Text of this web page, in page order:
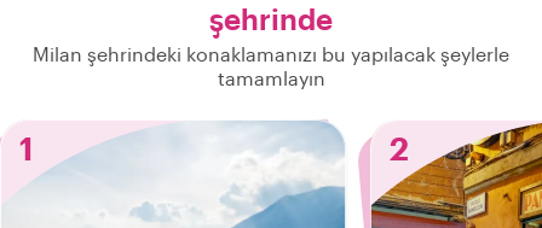
şehrinde
Milan şehrindeki konaklamanızı bu yapılacak şeylerle
tamamlayın
1 2